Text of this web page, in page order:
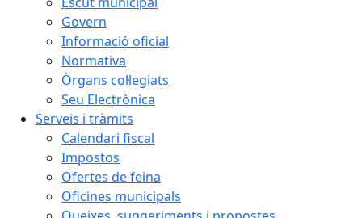
Govern
Informació oficial
Normativa
Òrgans col·legiats
Seu Electrònica
Serveis i tràmits
Calendari fiscal
Impostos
Ofertes de feina
Oficines municipals